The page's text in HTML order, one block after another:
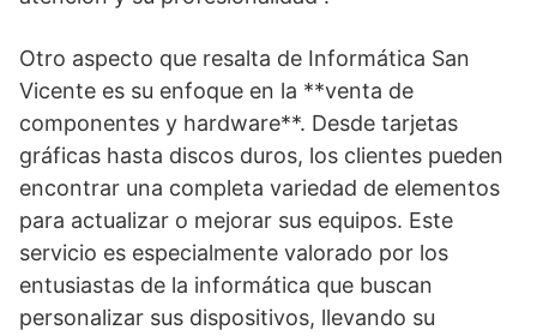
Otro aspecto que resalta de Informática San
Vicente es su enfoque en la **venta de
componentes y hardware**. Desde tarjetas
gráficas hasta discos duros, los clientes pueden
encontrar una completa variedad de elementos
para actualizar o mejorar sus equipos. Este
servicio es especialmente valorado por los
entusiastas de la informática que buscan
personalizar sus dispositivos, llevando su